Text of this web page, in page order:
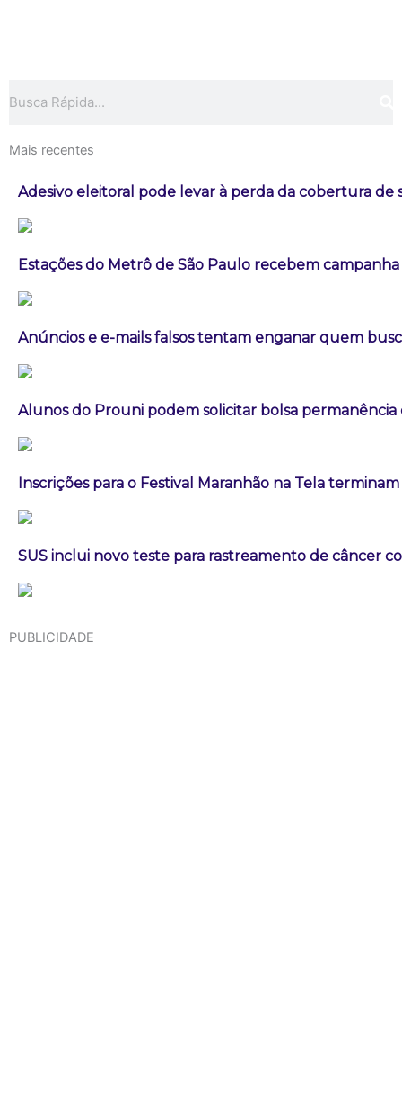
Mais recentes
Adesivo eleitoral pode levar à perda da cobertura de
Estações do Metrô de São Paulo recebem
Anúncios e e-mails falsos tentam enganar quem
Alunos do Prouni podem solicitar bolsa permanência
Inscrições para o Festival Maranhão na Tela
SUS inclui novo teste para rastreamento de câncer
PUBLICIDADE